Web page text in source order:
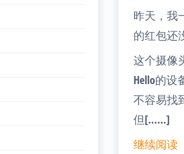
昨天，我
的红包还
这个摄像
Hello的
不容易找
但[……]
继续阅读